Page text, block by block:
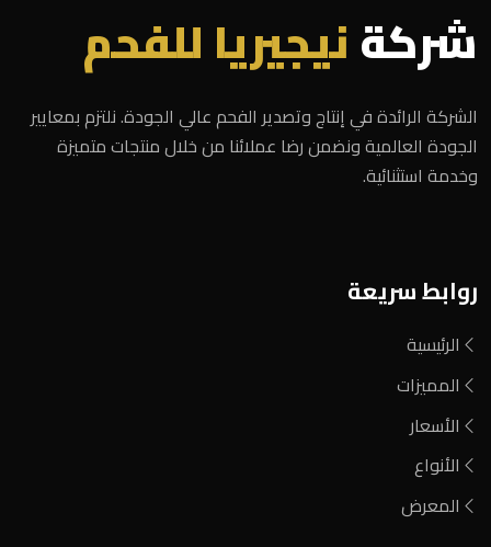
شركةنيجيريا للفحم
الشركة الرائدة في إنتاج وتصدير الفحم عالي الجودة. نلتزم بمعايير
الجودة العالمية ونضمن رضا عملائنا من خلال منتجات متميزة
وخدمة استثنائية.
روابط سريعة
الرئيسية
المميزات
الأسعار
الأنواع
المعرض